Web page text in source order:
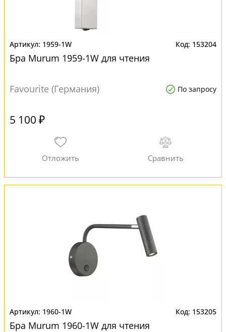
1959-1W 153204
Бра Murum 1959-1W для чтения
Favourite (Германия) По запросу
5 100 ₽
1960-1W 153205
Бра Murum 1960-1W для чтения